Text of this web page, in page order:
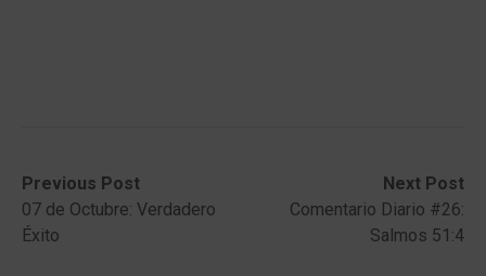
Post
navigation
Previous Post
Previous
post:07 de Octubre: Verdadero
Éxito
Next Post
Next
post:
Comentario Diario #26:
Salmos 51:4